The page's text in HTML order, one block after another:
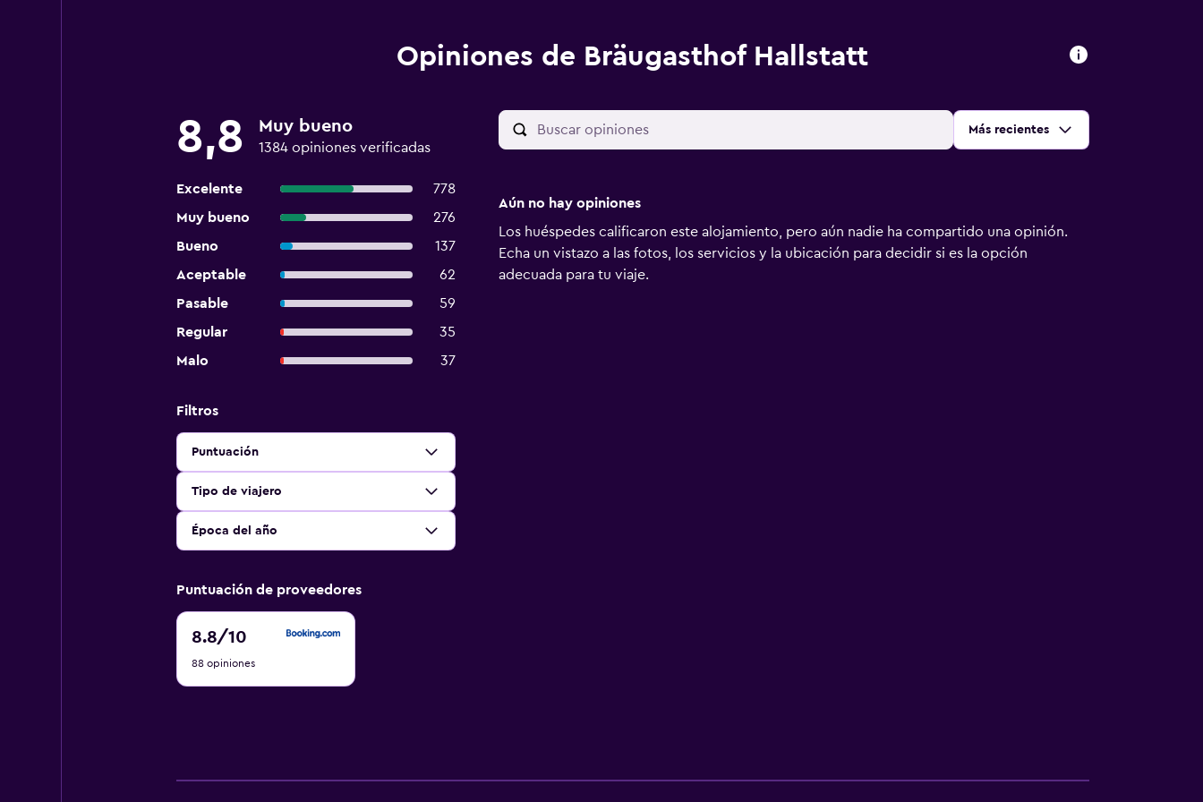
Opiniones de Bräugasthof Hallstatt
8,8 Muy bueno
1384 opiniones verificadas
Excelente
778
Muy bueno
276
Bueno
137
Aceptable
62
Pasable
59
Regular
35
Malo
37
Ordenar por:
Más recientes
Filtros
Puntuación
Tipo de viajero
Época del año
Puntuación de proveedores
8.8/10
8.8
10
88 opiniones
Aún no hay opiniones
Los huéspedes calificaron este alojamiento, pero aún nadie ha compartido una opinión.
Echa un vistazo a las fotos, los servicios y la ubicación para decidir si es la opción
adecuada para tu viaje.